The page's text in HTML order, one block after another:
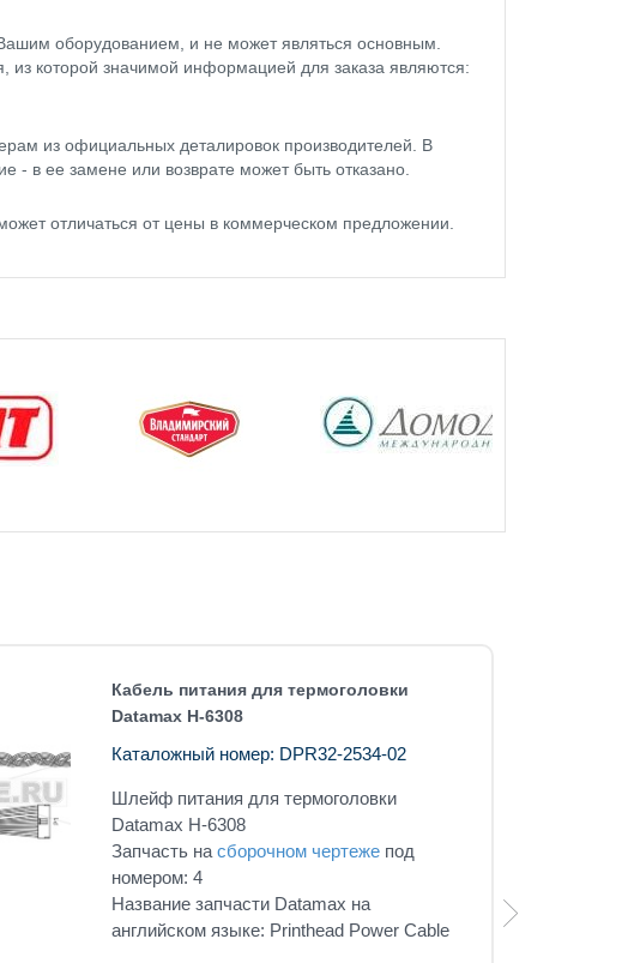
оборудованием, и не может являться основным.
из которой значимой информацией для заказа являются:
из официальных деталировок производителей. В
- в ее замене или возврате может быть отказано.
отличаться от цены в коммерческом предложении.
Кабель питания для термоголовки
Datamax H-6308
Каталожный номер: DPR32-2534-02
Шлейф питания для термоголовки
Datamax H-6308
Запчасть на сборочном чертежепод
номером: 4
Название запчасти Datamax на
английском языке: Printhead Power Cable